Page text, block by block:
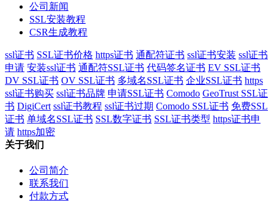
公司新闻
SSL安装教程
CSR生成教程
ssl证书 SSL证书价格 https证书 通配符证书 ssl证书安装 ssl证书
申请 安装ssl证书 通配符SSL证书 代码签名证书 EV SSL证书
DV SSL证书 OV SSL证书 多域名SSL证书 企业SSL证书 https
ssl证书购买 ssl证书品牌 申请SSL证书 Comodo GeoTrust SSL证
书 DigiCert ssl证书教程 ssl证书过期 Comodo SSL证书 免费SSL
证书 单域名SSL证书 SSL数字证书 SSL证书类型 https证书申
请 https加密
关于我们
公司简介
联系我们
付款方式